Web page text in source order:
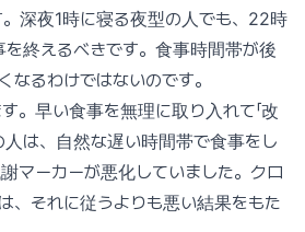
深夜1時に寝る夜型の人でも、22時
終えるべきです。食事時間帯が後
なるわけではないのです。
。早い食事を無理に取り入れて「改
人は、自然な遅い時間帯で食事をし
マーカーが悪化していました。クロ
、それに従うよりも悪い結果をもた